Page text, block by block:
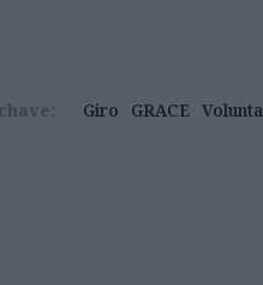
Giro GRACE